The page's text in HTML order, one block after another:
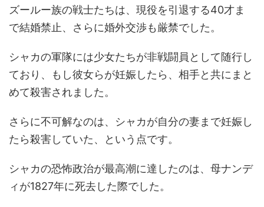
ズールー族の戦士たちは、現役を引退する40才ま
で結婚禁止、さらに婚外交渉も厳禁でした。
シャカの軍隊には少女たちが非戦闘員として随行し
ており、もし彼女らが妊娠したら、相手と共にまと
めて殺害されました。
さらに不可解なのは、シャカが自分の妻まで妊娠し
たら殺害していた、という点です。
シャカの恐怖政治が最高潮に達したのは、母ナンデ
ィが1827年に死去した際でした。